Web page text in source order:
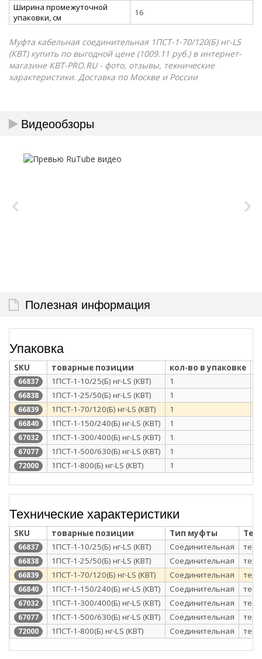
Ширина промежуточной
упаковки, см
16
Муфта кабельная соединительная 1ПСТ-1-70/120(Б) нг-LS
(КВТ) купить по выгодной цене (1009.11 руб.) в интернет-
магазине КВТ-PRO.RU - фото, отзывы, технические
характеристики. Доставка по Москве и России
Видеообзоры
Полезная информация
Упаковка
SKU товарные позиции кол-во в упаковке
66837 1ПСТ-1-10/25(Б) нг-LS (КВТ) 1
66838 1ПСТ-1-25/50(Б) нг-LS (КВТ) 1
66839 1ПСТ-1-70/120(Б) нг-LS (КВТ) 1
66840 1ПСТ-1-150/240(Б) нг-LS (КВТ) 1
67032 1ПСТ-1-300/400(Б) нг-LS (КВТ) 1
67077 1ПСТ-1-500/630(Б) нг-LS (КВТ) 1
72000 1ПСТ-1-800(Б) нг-LS (КВТ) 1
Технические характеристики
SKU товарные позиции Тип муфты
66837 1ПСТ-1-10/25(Б) нг-LS (КВТ) Соединительная
66838 1ПСТ-1-25/50(Б) нг-LS (КВТ) Соединительная
66839 1ПСТ-1-70/120(Б) нг-LS (КВТ) Соединительная
66840 1ПСТ-1-150/240(Б) нг-LS (КВТ) Соединительная
67032 1ПСТ-1-300/400(Б) нг-LS (КВТ) Соединительная
67077 1ПСТ-1-500/630(Б) нг-LS (КВТ) Соединительная
72000 1ПСТ-1-800(Б) нг-LS (КВТ) Соединительная